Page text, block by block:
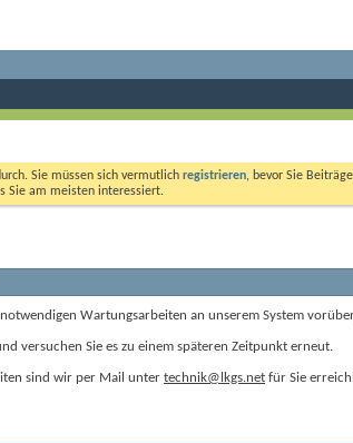
Sie müssen sich vermutlich registrieren, bevor Sie
Sie am meisten interessiert.
Wartungsarbeiten an unserem System
versuchen Sie es zu einem späteren Zeitpunkt erneut.
sind wir per Mail unter technik@lkgs.net für Sie